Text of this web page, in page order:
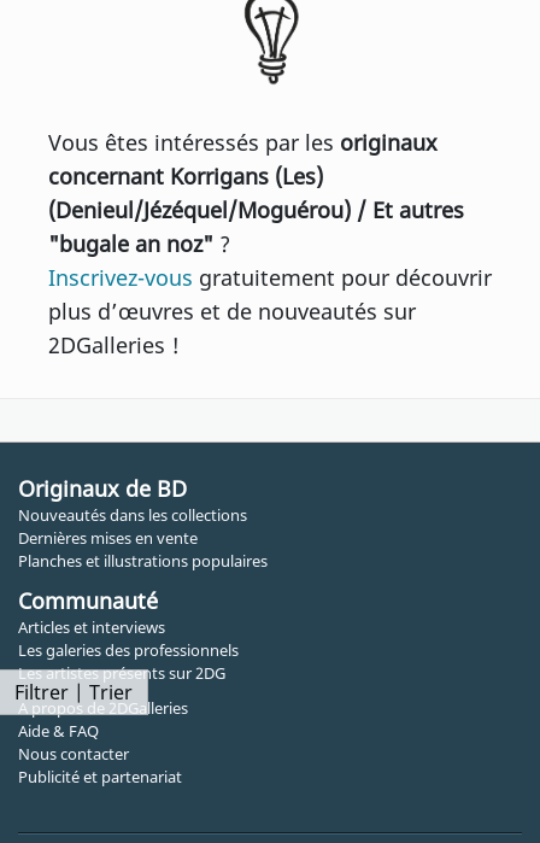
Filtrer | Trier
Vous êtes intéressés par les originaux
concernant Korrigans (Les)
(Denieul/Jézéquel/Moguérou) / Et autres
"bugale an noz" ?
Inscrivez-vous gratuitement pour découvrir
plus d’œuvres et de nouveautés sur
2DGalleries !
Originaux de BD
Nouveautés dans les collections
Dernières mises en vente
Planches et illustrations populaires
Communauté
Articles et interviews
Les galeries des professionnels
Les artistes présents sur 2DG
A propos de 2DGalleries
Aide & FAQ
Nous contacter
Publicité et partenariat